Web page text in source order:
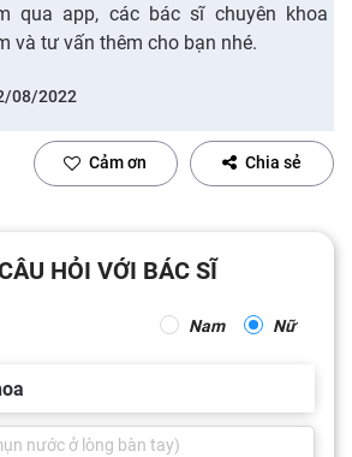
qua app, các bác sĩ chuyên khoa
và tư vấn thêm cho bạn nhé.
08/2022
Cảm ơn Chia sẻ
HỎI VỚI BÁC SĨ
Nam Nữ